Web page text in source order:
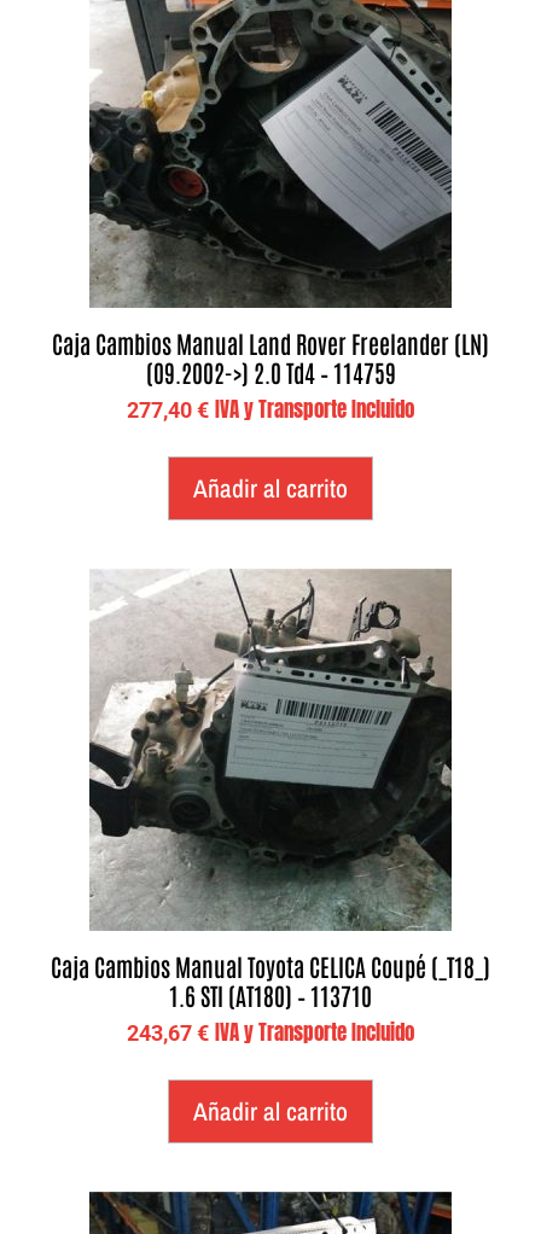
Caja Cambios Manual Land Rover Freelander (LN)
(09.2002->) 2.0 Td4 – 114759
277,40€ IVA y Transporte Incluido
Añadir al carrito
Caja Cambios Manual Toyota CELICA Coupé (_T18_)
1.6 STI (AT180) – 113710
243,67€ IVA y Transporte Incluido
Añadir al carrito